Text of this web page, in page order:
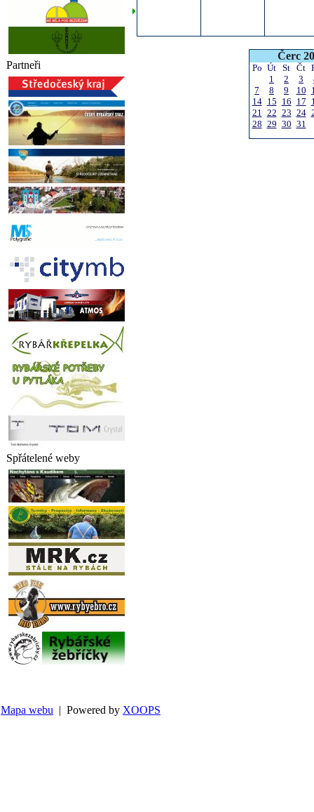
Partneři
Spřátelené weby
Čerc
Po Út St Čt
1
2 3
7
8 9 10
14 15 16 17
21 22 23 24
28 29 30 31
Mapa webu | Powered by XOOPS